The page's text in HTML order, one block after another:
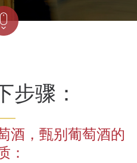
步骤：
酒，甄别葡萄酒的
：